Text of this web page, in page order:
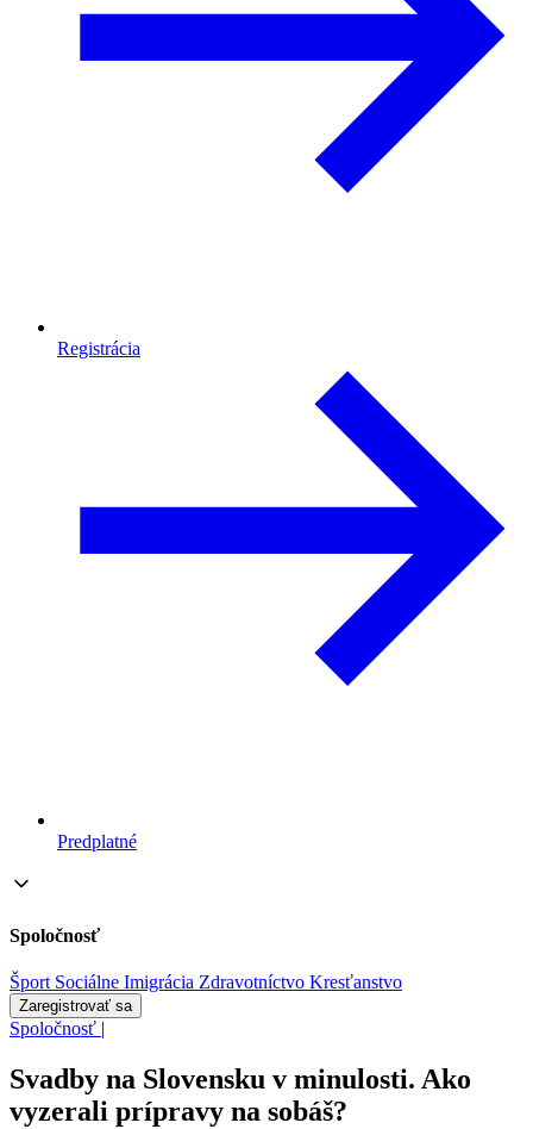
Registrácia
Predplatné
Spoločnosť
Šport Sociálne Imigrácia Zdravotníctvo Kresťanstvo
Zaregistrovať sa
Spoločnosť |
Svadby na Slovensku v minulosti. Ako
vyzerali prípravy na sobáš?